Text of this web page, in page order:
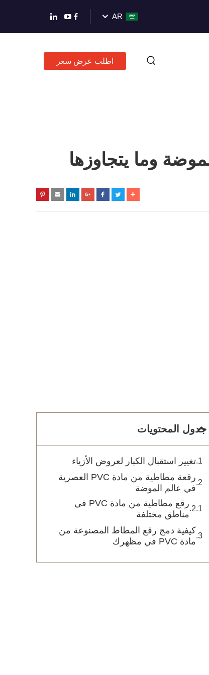
AR
اطلب عرض سعر
جدول المحتويات
تغيير استقبال الكبار لعروض الأزياء
رقعة مطاطية من مادة PVC العصرية
في عالم الموضة
رقع مطاطية من مادة PVC في
مناطق مختلفة
كيفية دمج رقع المطاط المصنوعة من
مادة PVC في مظهرك